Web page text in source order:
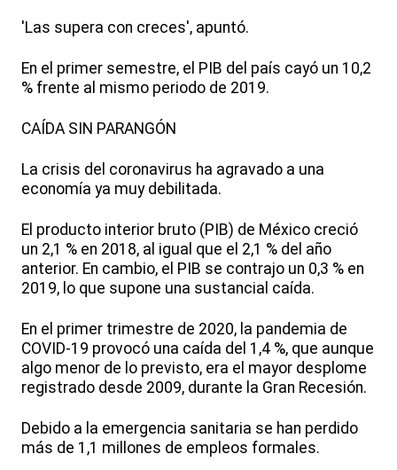
'Las supera con creces', apuntó.
En el primer semestre, el PIB del país cayó un 10,2
% frente al mismo periodo de 2019.
CAÍDA SIN PARANGÓN
La crisis del coronavirus ha agravado a una
economía ya muy debilitada.
El producto interior bruto (PIB) de México creció
un 2,1 % en 2018, al igual que el 2,1 % del año
anterior. En cambio, el PIB se contrajo un 0,3 % en
2019, lo que supone una sustancial caída.
En el primer trimestre de 2020, la pandemia de
COVID-19 provocó una caída del 1,4 %, que aunque
algo menor de lo previsto, era el mayor desplome
registrado desde 2009, durante la Gran Recesión.
Debido a la emergencia sanitaria se han perdido
más de 1,1 millones de empleos formales.